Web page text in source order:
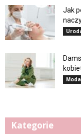
Jak
Kategorie